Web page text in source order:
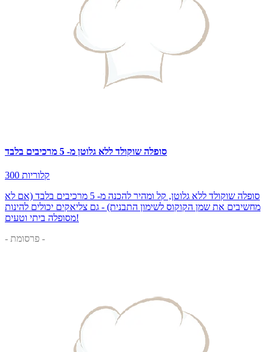
סופלה שוקולד ללא גלוטן מ- 5 מרכיבים בלבד
300 קלוריות
סופלה שוקולד ללא גלוטן, קל ומהיר להכנה מ- 5 מרכיבים בלבד (אם לא
מחשיבים את שמן הקוקוס לשימון התבנית) - גם צליאקים יכולים להינות
מסופלה ביתי וטעים!
- פרסומת -